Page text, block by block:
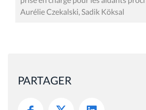
Aurélie Czekalski, Sadik Köksal
PARTAGER